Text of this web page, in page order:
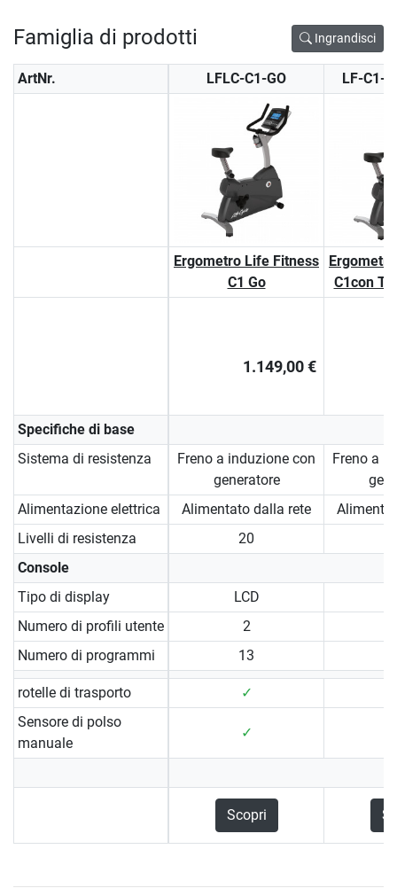
Famiglia di prodotti Ingrandisci
ArtNr. LFLC-C1-GO LF-C1-
Ergometro Life Fitness
C1 Go
C1con
1.149,00 €
Specifiche di base
Sistema di resistenza
Freno a induzione con
generatore
Freno a
Alimentazione elettrica
Alimentato dalla rete
Livelli di resistenza
20
Console
Tipo di display
LCD
Numero di profili utente
2
Numero di programmi
13
rotelle di trasporto ✓
Sensore di polso
manuale
✓
Scopri